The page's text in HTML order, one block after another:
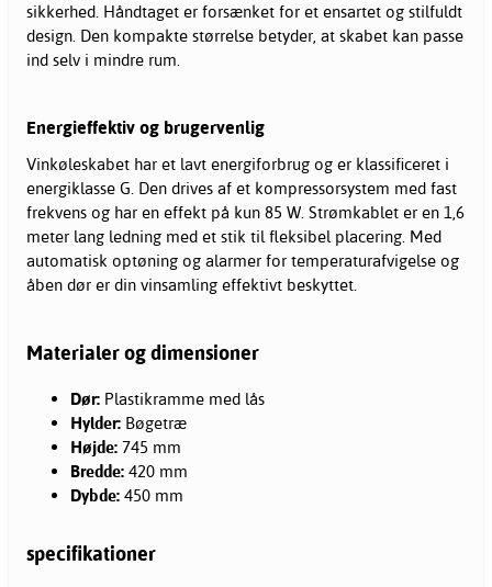
sikkerhed. Håndtaget er forsænket for et ensartet og stilfuldt
design. Den kompakte størrelse betyder, at skabet kan passe
ind selv i mindre rum.
Energieffektiv og brugervenlig
Vinkøleskabet har et lavt energiforbrug og er klassificeret i
energiklasse G. Den drives af et kompressorsystem med fast
frekvens og har en effekt på kun 85 W. Strømkablet er en 1,6
meter lang ledning med et stik til fleksibel placering. Med
automatisk optøning og alarmer for temperaturafvigelse og
åben dør er din vinsamling effektivt beskyttet.
Materialer og dimensioner
Dør: Plastikramme med lås
Hylder: Bøgetræ
Højde: 745 mm
Bredde: 420 mm
Dybde: 450 mm
specifikationer